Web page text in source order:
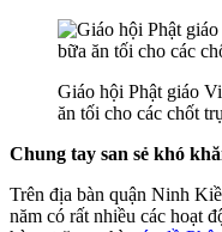
Giáo hội Phật giáo
ăn tối cho các chốt
Chung tay san sẻ khó
Trên địa bàn quận Ninh
năm có rất nhiều các hoạt